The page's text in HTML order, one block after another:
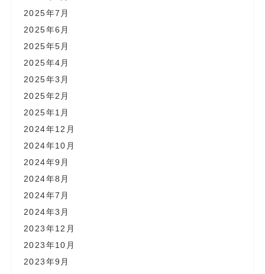
2025年7月
2025年6月
2025年5月
2025年4月
2025年3月
2025年2月
2025年1月
2024年12月
2024年10月
2024年9月
2024年8月
2024年7月
2024年3月
2023年12月
2023年10月
2023年9月